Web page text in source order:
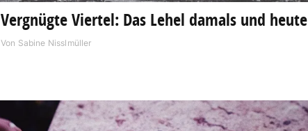
Vergnügte Viertel: Das Lehel damals und heute
Von Sabine Nisslmüller